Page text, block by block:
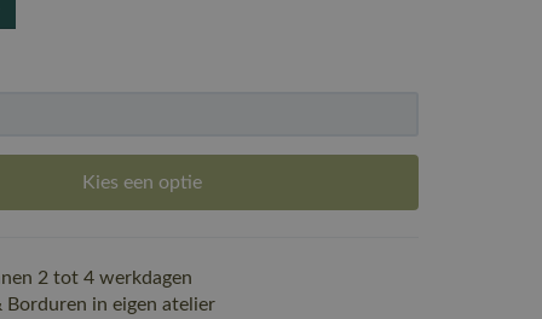
Kies een optie
2 tot 4 werkdagen
Borduren in eigen atelier